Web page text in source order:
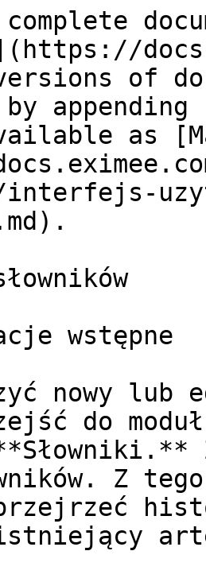
versions of
as
wstępne
nowy lub
do
Z tego
istniejący